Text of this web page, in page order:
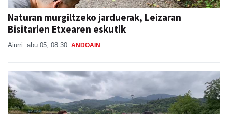
Naturan murgiltzeko jarduerak, Leizaran
Bisitarien Etxearen eskutik
Aiurri abu 05, 08:30 ANDOAIN